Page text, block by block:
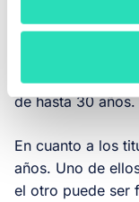
Kutxabank
basa en el
la compraventa.
de hasta 30 años.
En cuanto a los
años. Uno de
el otro puede ser